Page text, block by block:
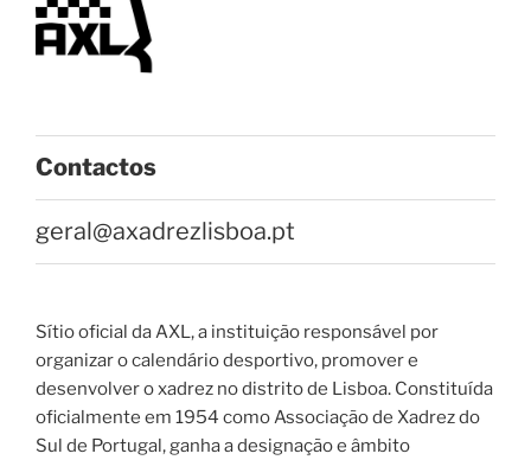
Contactos
geral@axadrezlisboa.pt
Sítio oficial da AXL, a instituição responsável por
organizar o calendário desportivo, promover e
desenvolver o xadrez no distrito de Lisboa. Constituída
oficialmente em 1954 como Associação de Xadrez do
Sul de Portugal, ganha a designação e âmbito